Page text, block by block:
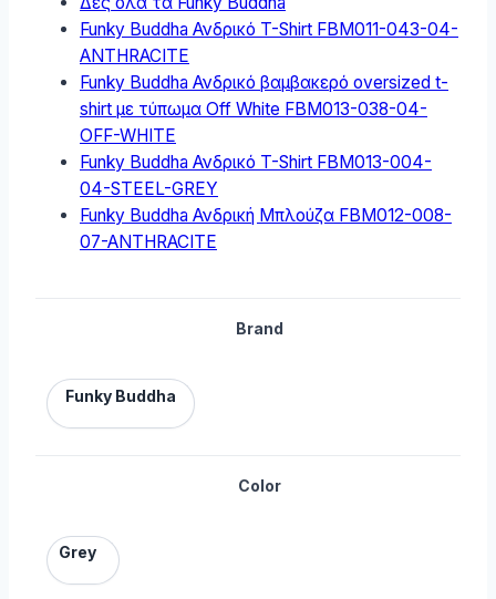
Funky Buddha Ανδρικό T-Shirt FBM011-043-04-
ANTHRACITE
Funky Buddha Ανδρικό βαμβακερό oversized t-
shirt με τύπωμα Off White FBM013-038-04-
OFF-WHITE
Funky Buddha Ανδρικό T-Shirt FBM013-004-
04-STEEL-GREY
Funky Buddha Ανδρική Μπλούζα FBM012-008-
07-ANTHRACITE
Brand
Funky Buddha
Color
Grey